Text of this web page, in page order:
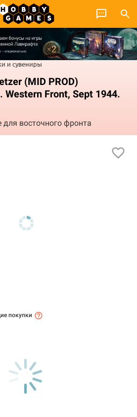
и сувениры
(MID PROD)
Western Front, Sept 1944.
восточного фронта
покупки